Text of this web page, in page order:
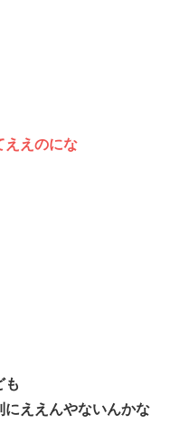
ええのにな
も
ええんやないんかな